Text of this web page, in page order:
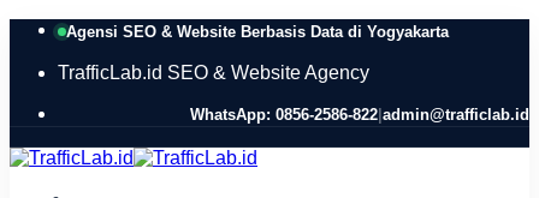
Skip
content
Agensi SEO & Website Berbasis Data di Yogyakarta
TrafficLab.id SEO & Website Agency
WhatsApp: 0856-2586-822|admin@trafficlab.id